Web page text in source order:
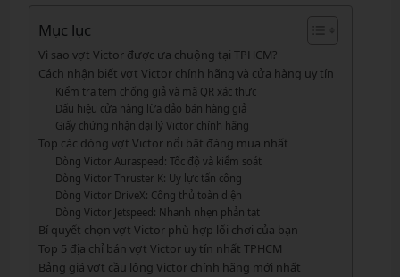
Mục lục
Vì sao vợt Victor được ưa chuộng tại TPHCM?
Cách nhận biết vợt Victor chính hãng và cửa hàng uy tín
Kiểm tra tem chống giả và mã QR xác thực
Dấu hiệu cửa hàng lừa đảo bán hàng giả
Giấy chứng nhận đại lý Victor chính hãng
Top các dòng vợt Victor nổi bật đáng mua nhất
Dòng Victor Auraspeed: Tốc độ và kiểm soát
Dòng Victor Thruster K: Uy lực tấn công
Dòng Victor DriveX: Công thủ toàn diện
Dòng Victor Jetspeed: Nhanh nhẹn phản tạt
Bí quyết chọn vợt Victor phù hợp lối chơi của bạn
Top 5 địa chỉ bán vợt Victor uy tín nhất TPHCM
Bảng giá vợt cầu lông Victor chính hãng mới nhất